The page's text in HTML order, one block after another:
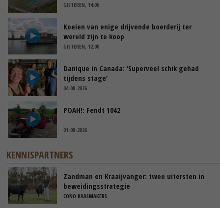
GISTEREN, 14:06
Koeien van enige drijvende boerderij ter
wereld zijn te koop
GISTEREN, 12:00
Danique in Canada: ‘Superveel schik gehad
tijdens stage’
04-08-2026
POAH!: Fendt 1042
01-08-2026
KENNISPARTNERS
Zandman en Kraaijvanger: twee uitersten in
beweidingsstrategie
CONO KAASMAKERS